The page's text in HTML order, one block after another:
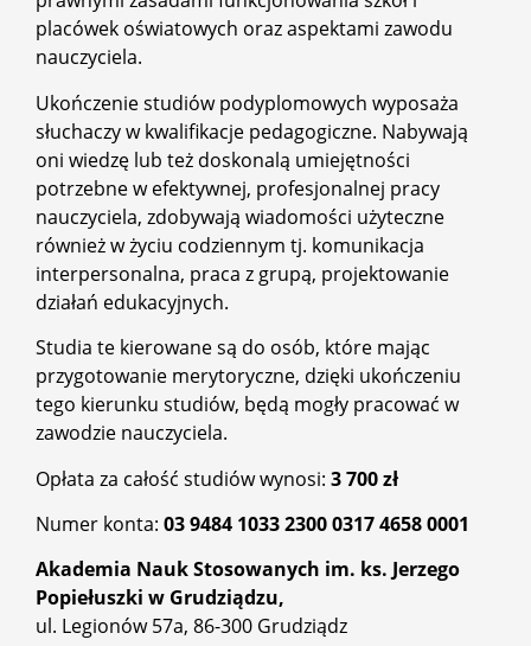
placówek oświatowych oraz aspektami zawodu
nauczyciela.
Ukończenie studiów podyplomowych wyposaża
słuchaczy w kwalifikacje pedagogiczne. Nabywają
oni wiedzę lub też doskonalą umiejętności
potrzebne w efektywnej, profesjonalnej pracy
nauczyciela, zdobywają wiadomości użyteczne
również w życiu codziennym tj. komunikacja
interpersonalna, praca z grupą, projektowanie
działań edukacyjnych.
Studia te kierowane są do osób, które mając
przygotowanie merytoryczne, dzięki ukończeniu
tego kierunku studiów, będą mogły pracować w
zawodzie nauczyciela.
Opłata za całość studiów wynosi: 3 700 zł
Numer konta: 03 9484 1033 2300 0317 4658 0001
Akademia Nauk Stosowanych im. ks. Jerzego
Popiełuszki w Grudziądzu,
ul. Legionów 57a, 86-300 Grudziądz